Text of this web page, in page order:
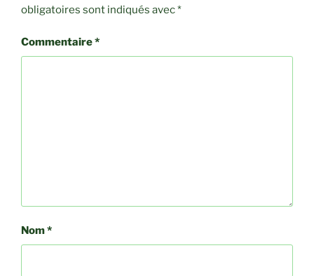
obligatoires sont indiqués avec*
Commentaire*
Nom*